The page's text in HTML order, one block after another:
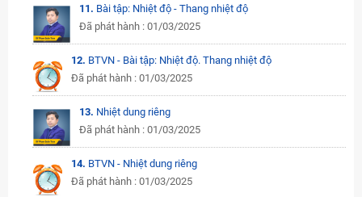
11. Bài tập: Nhiệt độ - Thang nhiệt độ
Đã phát hành : 01/03/2025
12. BTVN - Bài tập: Nhiệt độ. Thang nhiệt độ
Đã phát hành : 01/03/2025
13. Nhiệt dung riêng
Đã phát hành : 01/03/2025
14. BTVN - Nhiệt dung riêng
Đã phát hành : 01/03/2025